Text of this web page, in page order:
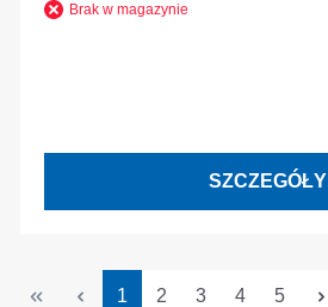
Brak w magazynie
SZCZEGÓŁY
Strona
1 Strona
2 Strona
3 Strona
4 Strona
5